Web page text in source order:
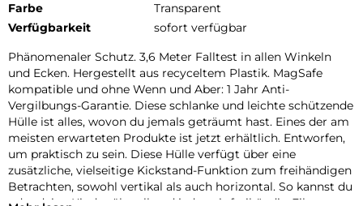
Farbe
Transparent
Verfügbarkeit
sofort verfügbar
Phänomenaler Schutz. 3,6 Meter Falltest in allen Winkeln
und Ecken. Hergestellt aus recyceltem Plastik. MagSafe
kompatible und ohne Wenn und Aber: 1 Jahr Anti-
Vergilbungs-Garantie. Diese schlanke und leichte schützende
Hülle ist alles, wovon du jemals geträumt hast. Eines der am
meisten erwarteten Produkte ist jetzt erhältlich. Entworfen,
um praktisch zu sein. Diese Hülle verfügt über eine
zusätzliche, vielseitige Kickstand-Funktion zum freihändigen
Betrachten, sowohl vertikal als auch horizontal. So kannst du
oder deine Kinder überall und jederzeit freihändig Filme